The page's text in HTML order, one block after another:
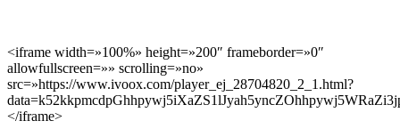
<iframe width=»100%» height=»200″ frameborder=»0″
allowfullscreen=»» scrolling=»no»
src=»https://www.ivoox.com/player_ej_28704820_2_1.html?
</iframe>